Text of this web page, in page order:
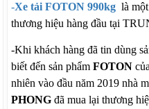
-Xe tải FOTON 990kg là
thương hiệu hàng đầu tại
-Khi khách hàng đã tin dùng
biết đến sản phẩmFOTON
nhiên vào đầu năm 2019 nhà
PHONG đã mua lại thương